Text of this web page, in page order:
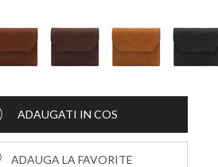
ADAUGATI IN COS
ADAUGA LA FAVORITE